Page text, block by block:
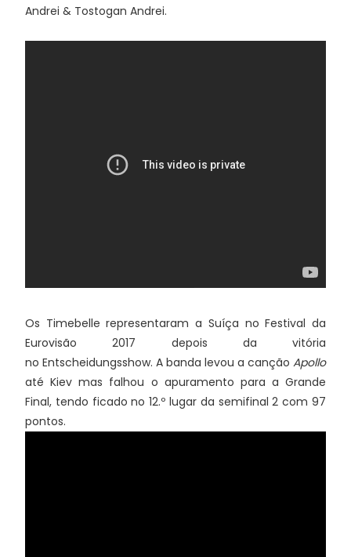
Andrei & Tostogan Andrei.
Os Timebelle representaram a Suíça no Festival da
Eurovisão 2017 depois da vitória
no Entscheidungsshow. A banda levou a canção Apollo
até Kiev mas falhou o apuramento para a Grande
Final, tendo ficado no 12.º lugar da semifinal 2 com 97
pontos.